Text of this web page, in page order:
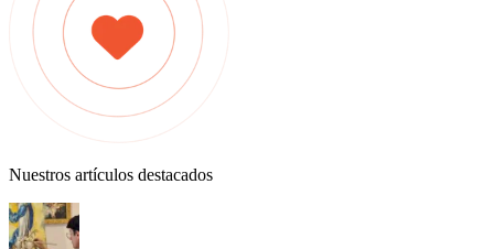
Nuestros artículos destacados